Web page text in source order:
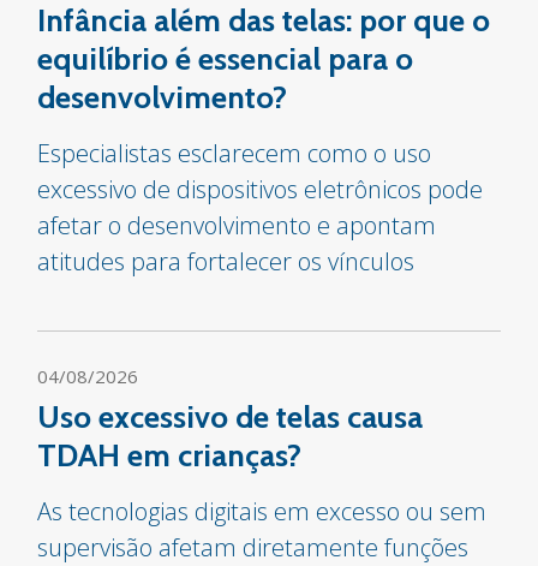
Infância além das telas: por que o
equilíbrio é essencial para o
desenvolvimento?
Especialistas esclarecem como o uso
excessivo de dispositivos eletrônicos pode
afetar o desenvolvimento e apontam
atitudes para fortalecer os vínculos
04/08/2026
Uso excessivo de telas causa
TDAH em crianças?
As tecnologias digitais em excesso ou sem
supervisão afetam diretamente funções